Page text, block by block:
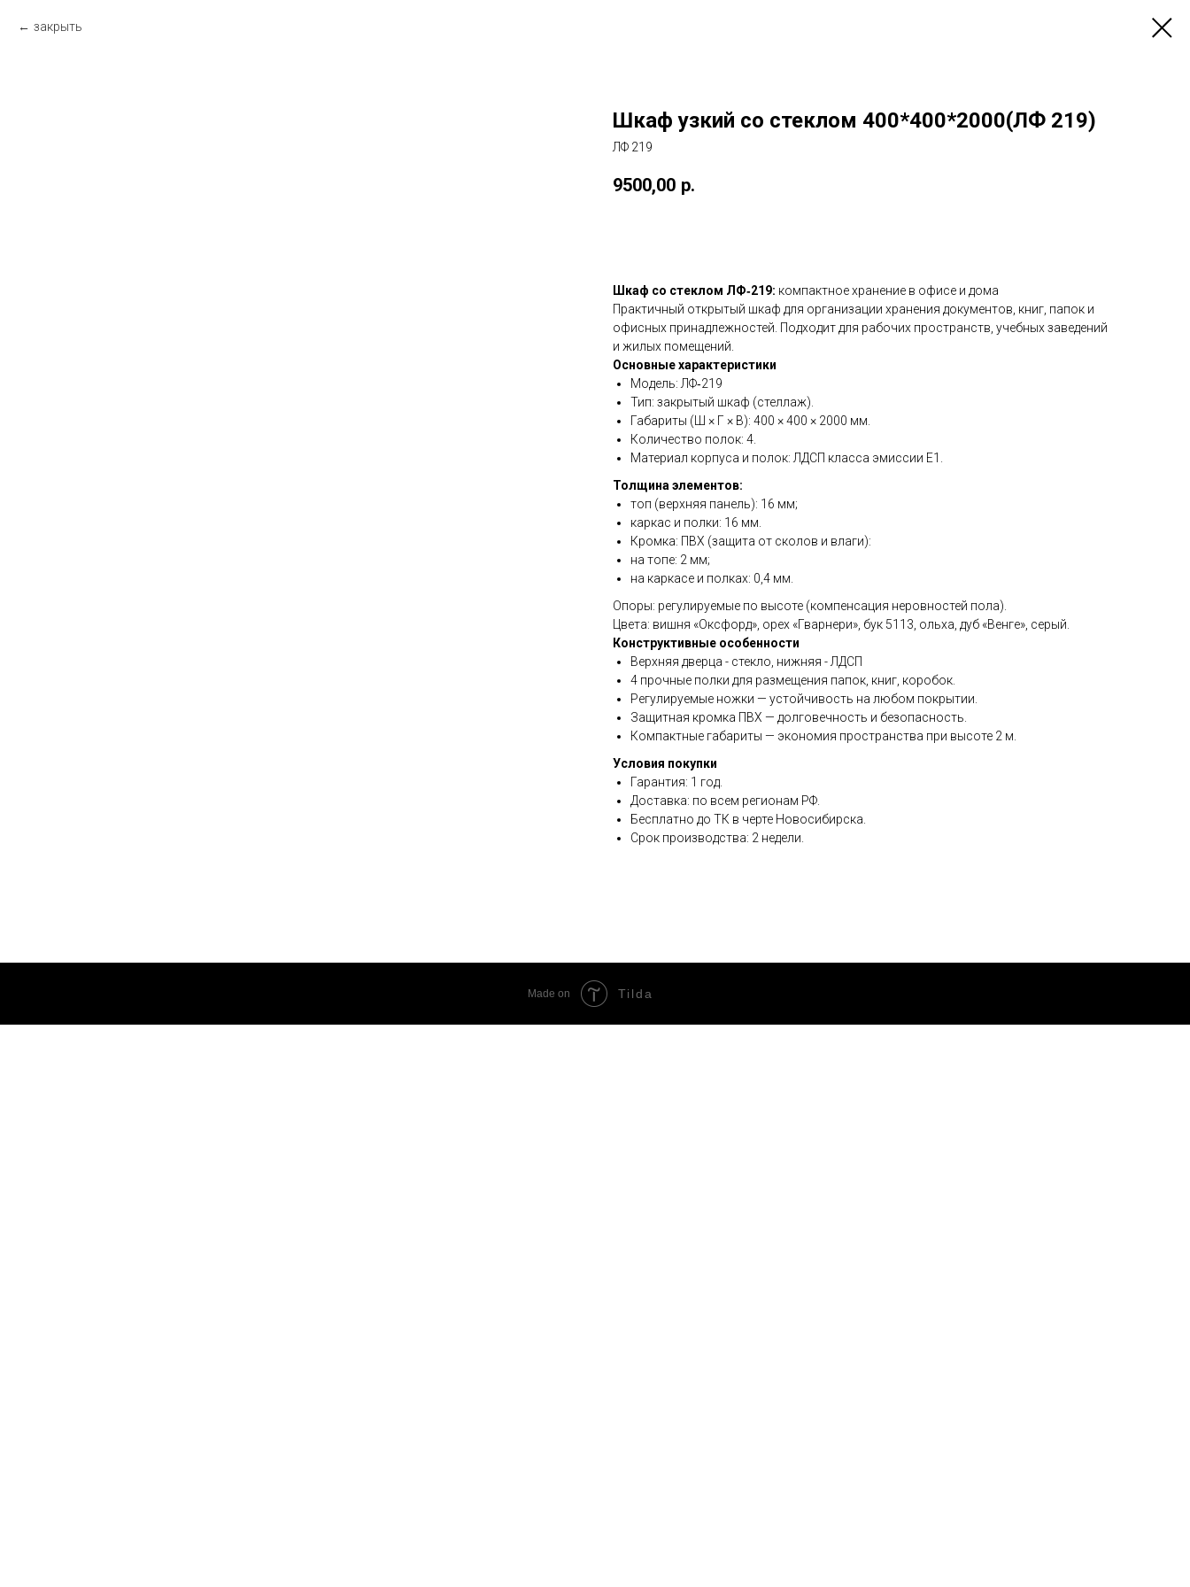
закрыть
Шкаф узкий со стеклом 400*400*2000(ЛФ 219)
ЛФ 219
9500,00 р.
Шкаф со стеклом ЛФ‑219: компактное хранение в офисе и дома
Практичный открытый шкаф для организации хранения документов, книг, папок и
офисных принадлежностей. Подходит для рабочих пространств, учебных заведений
и жилых помещений.
Основные характеристики
Модель: ЛФ‑219
Тип: закрытый шкаф (стеллаж).
Габариты (Ш × Г × В): 400 × 400 × 2000 мм.
Количество полок: 4.
Материал корпуса и полок: ЛДСП класса эмиссии Е1.
Толщина элементов:
топ (верхняя панель): 16 мм;
каркас и полки: 16 мм.
Кромка: ПВХ (защита от сколов и влаги):
на топе: 2 мм;
на каркасе и полках: 0,4 мм.
Опоры: регулируемые по высоте (компенсация неровностей пола).
Цвета: вишня «Оксфорд», орех «Гварнери», бук 5113, ольха, дуб «Венге», серый.
Конструктивные особенности
Верхняя дверца - стекло, нижняя - ЛДСП
4 прочные полки для размещения папок, книг, коробок.
Регулируемые ножки — устойчивость на любом покрытии.
Защитная кромка ПВХ — долговечность и безопасность.
Компактные габариты — экономия пространства при высоте 2 м.
Условия покупки
Гарантия: 1 год.
Доставка: по всем регионам РФ.
Бесплатно до ТК в черте Новосибирска.
Срок производства: 2 недели.
Made on Tilda